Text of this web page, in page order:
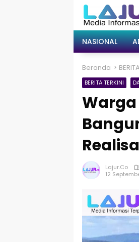
NASIONAL
Beranda
BERITA TERKINI
Warga
Lajur.co
12